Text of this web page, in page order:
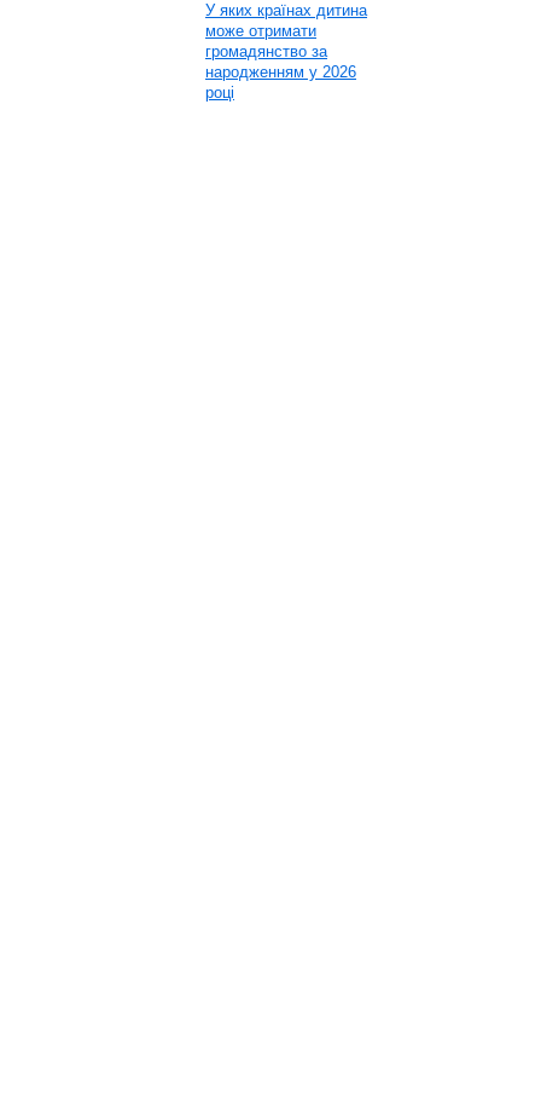
У яких країнах дитина
може отримати
громадянство за
народженням у 2026
році